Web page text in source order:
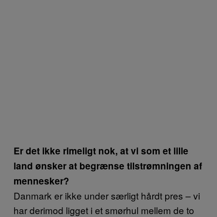
Er det ikke rimeligt nok, at vi som et lille
land ønsker at begrænse tilstrømningen af
mennesker?
Danmark er ikke under særligt hårdt pres – vi
har derimod ligget i et smørhul mellem de to